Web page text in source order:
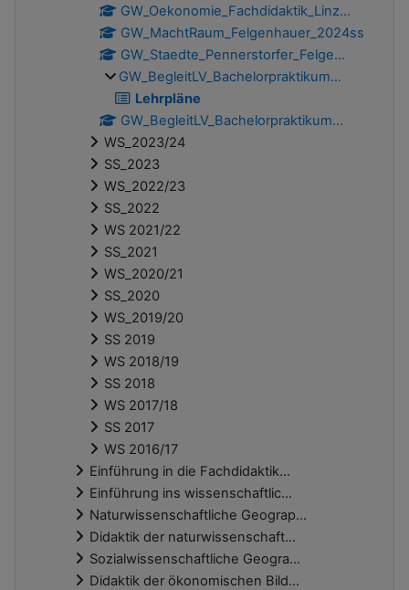
GW_Oekonomie_Fachdidaktik_Linz...
GW_MachtRaum_Felgenhauer_2024ss
GW_Staedte_Pennerstorfer_Felge...
GW_BegleitLV_Bachelorpraktikum...
Lehrpläne
GW_BegleitLV_Bachelorpraktikum...
WS_2023/24
SS_2023
WS_2022/23
SS_2022
WS 2021/22
SS_2021
WS_2020/21
SS_2020
WS_2019/20
SS 2019
WS 2018/19
SS 2018
WS 2017/18
SS 2017
WS 2016/17
Einführung in die Fachdidaktik...
Einführung ins wissenschaftlic...
Naturwissenschaftliche Geograp...
Didaktik der naturwissenschaft...
Sozialwissenschaftliche Geogra...
Didaktik der ökonomischen Bild...